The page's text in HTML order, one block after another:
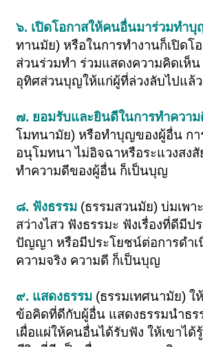
๖. เปิดโอกาสให้คนอื่นมาร่วมทำบุ
ทานมัย) หรือในการทำงานก็เปิดโ
ส่วนร่วมทำ ร่วมแสดงความคิดเห็น
อุทิศส่วนบุญให้แก่ผู้ที่ล่วงลับไปแล้
๗. ยอมรับและยินดีในการทำควา
โมทนามัย) หรือทำบุญของผู้อื่น ก
อนุโมทนา ไม่อิจฉาหรือระแวงสงสั
ทำความดีของผู้อื่น ก็เป็นบุญ
๘. ฟังธรรม (ธรรมสวนมัย) บ่มเพ
สว่างไสว ฟังธรรมะ ฟังเรื่องที่ดีมี
ปัญญา หรือมีประโยชน์ต่อการดำ
ความจริง ความดี ก็เป็นบุญ
๙. แสดงธรรม (ธรรมเทศนามัย) ใ
ข้อคิดที่ดีกับผู้อื่น แสดงธรรมนำธร
เผื่อแผ่ให้คนอื่นได้รับฟัง ให้เขาได้